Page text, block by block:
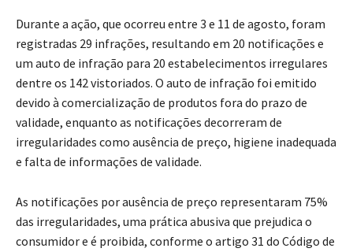
Durante a ação, que ocorreu entre 3 e 11 de agosto, foram
registradas 29 infrações, resultando em 20 notificações e
um auto de infração para 20 estabelecimentos irregulares
dentre os 142 vistoriados. O auto de infração foi emitido
devido à comercialização de produtos fora do prazo de
validade, enquanto as notificações decorreram de
irregularidades como ausência de preço, higiene inadequada
e falta de informações de validade.
As notificações por ausência de preço representaram 75%
das irregularidades, uma prática abusiva que prejudica o
consumidor e é proibida, conforme o artigo 31 do Código de